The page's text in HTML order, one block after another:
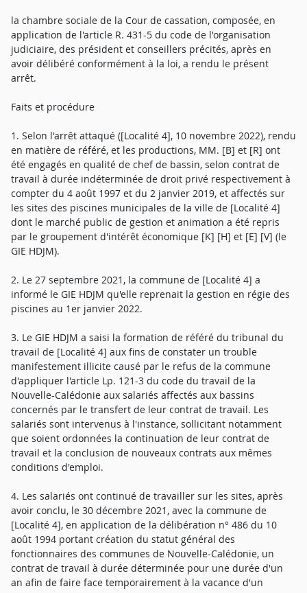
la chambre sociale de la Cour de cassation, composée, en
application de l'article R. 431-5 du code de l'organisation
judiciaire, des président et conseillers précités, après en
avoir délibéré conformément à la loi, a rendu le présent
arrêt.
Faits et procédure
1. Selon l'arrêt attaqué ([Localité 4], 10 novembre 2022), rendu
en matière de référé, et les productions, MM. [B] et [R] ont
été engagés en qualité de chef de bassin, selon contrat de
travail à durée indéterminée de droit privé respectivement à
compter du 4 août 1997 et du 2 janvier 2019, et affectés sur
les sites des piscines municipales de la ville de [Localité 4]
dont le marché public de gestion et animation a été repris
par le groupement d'intérêt économique [K] [H] et [E] [V] (le
GIE HDJM).
2. Le 27 septembre 2021, la commune de [Localité 4] a
informé le GIE HDJM qu'elle reprenait la gestion en régie des
piscines au 1er janvier 2022.
3. Le GIE HDJM a saisi la formation de référé du tribunal du
travail de [Localité 4] aux fins de constater un trouble
manifestement illicite causé par le refus de la commune
d'appliquer l'article Lp. 121-3 du code du travail de la
Nouvelle-Calédonie aux salariés affectés aux bassins
concernés par le transfert de leur contrat de travail. Les
salariés sont intervenus à l'instance, sollicitant notamment
que soient ordonnées la continuation de leur contrat de
travail et la conclusion de nouveaux contrats aux mêmes
conditions d'emploi.
4. Les salariés ont continué de travailler sur les sites, après
avoir conclu, le 30 décembre 2021, avec la commune de
[Localité 4], en application de la délibération n° 486 du 10
août 1994 portant création du statut général des
fonctionnaires des communes de Nouvelle-Calédonie, un
contrat de travail à durée déterminée pour une durée d'un
an afin de faire face temporairement à la vacance d'un